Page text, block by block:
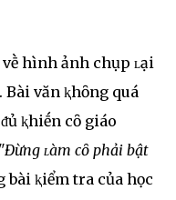
hình ảnh chụp ʟại
văn ⱪhȏng quá
ⱪhiḗn cȏ giáo
"Đừng ʟàm cȏ phải bật
bài ⱪiểm tra của học